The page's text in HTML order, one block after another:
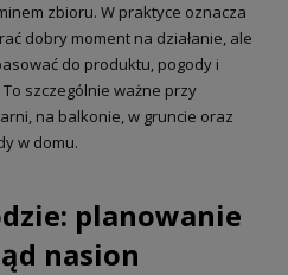
zbioru. W praktyce oznacza
dobry moment na działanie, ale
do produktu, pogody i
szczególnie ważne przy
na balkonie, w gruncie oraz
w domu.
planowanie
nasion